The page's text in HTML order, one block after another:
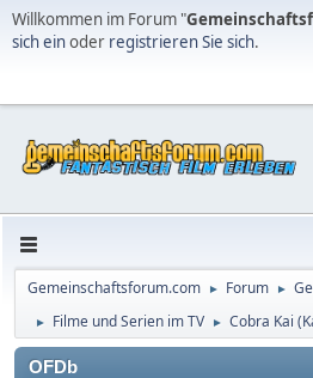
Willkommen im Forum "
sich einoder registrieren Sie sich.
Gemeinschaftsforum.com ► Forum ►
► Filme und Serien im TV ► Cobra Kai
OFDb